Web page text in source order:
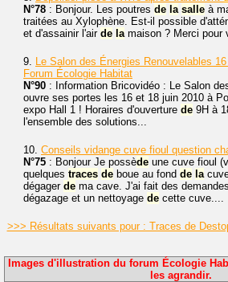
N°78 : Bonjour. Les poutres de la salle à
traitées au Xylophène. Est-il possible
et d'assainir l'air de lamaison ? Merci pour
9. Le Salon des Énergies Renouvelables
Forum Écologie Habitat
N°90 : Information Bricovidéo : Le Salon
ouvre ses portes les 16 et 18 juin 2010 à
expo Hall 1 ! Horaires d'ouverture de 9H à
l'ensemble des solutions...
10. Conseils vidange cuve fioul question
N°75 : Bonjour Je possède une cuve fioul
quelques traces de boue au fond de la
dégager de ma cave. J'ai fait des demandes
dégazage et un nettoyage de cette cuve....
>>> Résultats suivants pour : Traces de
Images d'illustration du forum Écologie
les agrandir.